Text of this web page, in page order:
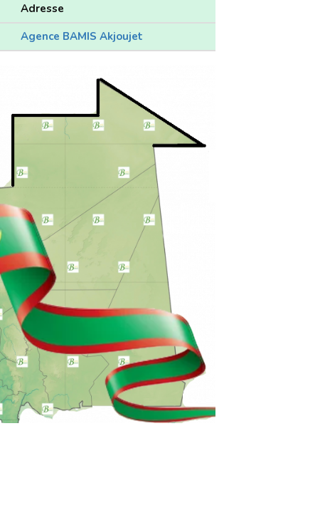
Adresse
Agence BAMIS Akjoujet